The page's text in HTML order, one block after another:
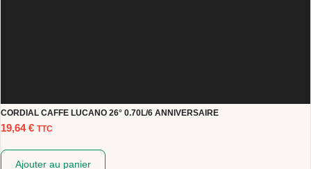
CORDIAL CAFFE LUCANO 26° 0.70L/6 ANNIVERSAIRE
19,64€ TTC
Ajouter au panier